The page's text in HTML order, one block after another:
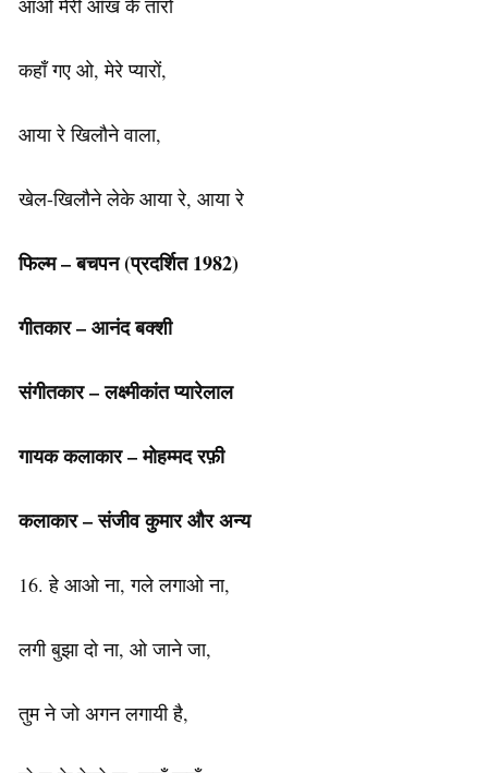
आओ मेरी आँख के तारों
कहाँ गए ओ, मेरे प्यारों,
आया रे खिलौने वाला,
खेल-खिलौने लेके आया रे, आया रे
फिल्म – बचपन (प्रदर्शित 1982)
गीतकार – आनंद बक्शी
संगीतकार – लक्ष्मीकांत प्यारेलाल
गायक कलाकार – मोहम्मद रफ़ी
कलाकार – संजीव कुमार और अन्य
16. हे आओ ना, गले लगाओ ना,
लगी बुझा दो ना, ओ जाने जा,
तुम ने जो अगन लगायी है,